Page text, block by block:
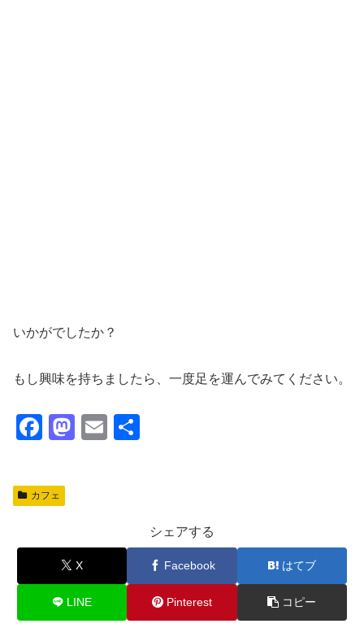
いかがでしたか？
もし興味を持ちましたら、一度足を運んでみてください。
F
c
e
o
o
k
M
o
n
E
カフェ
シェアする
X Facebook はてブ
LINE Pinterest コピー